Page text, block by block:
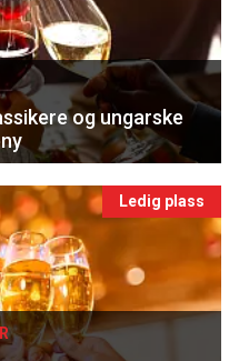
og ungarske
Ledig plass